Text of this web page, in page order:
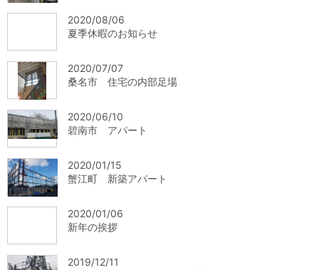
2020/08/06
夏季休暇のお知らせ
2020/07/07
桑名市 住宅の内部足場
2020/06/10
碧南市 アパート
2020/01/15
蟹江町 新築アパート
2020/01/06
新年の挨拶
2019/12/11